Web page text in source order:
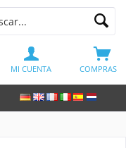
COMPRAS
MI CUENTA